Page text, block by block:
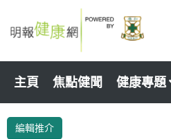
to
主頁 焦點健聞 健康專題
編輯推介